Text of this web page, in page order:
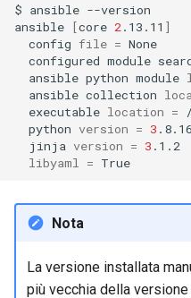
$ ansible --version
ansible [core 2 .13.11 ]
config file =
configured module
ansible python module
ansible collection
executable location =
python version = 3 .8.16
jinja version = 3
libyaml
=
Nota
La versione installata
più vecchia della